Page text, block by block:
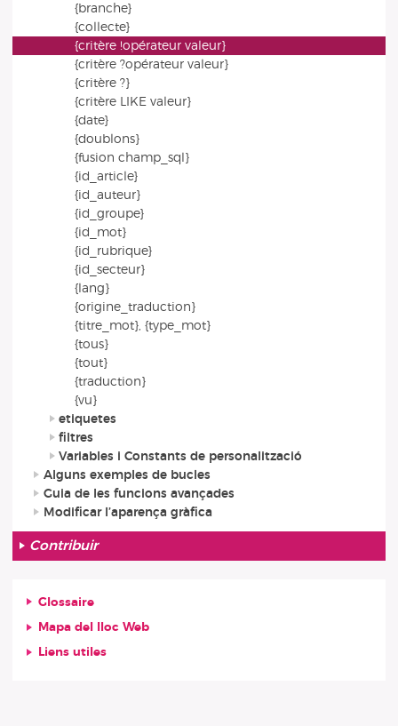
{branche}
{collecte}
{critère !opérateur valeur}
{critère ?opérateur valeur}
{critère ?}
{critère LIKE valeur}
{date}
{doublons}
{fusion champ_sql}
{id_article}
{id_auteur}
{id_groupe}
{id_mot}
{id_rubrique}
{id_secteur}
{lang}
{origine_traduction}
{titre_mot}, {type_mot}
{tous}
{tout}
{traduction}
{vu}
etiquetes
filtres
Variables i Constants de personalització
Alguns exemples de bucles
Guia de les funcions avançades
Modificar l’aparença gràfica
Contribuir
Glossaire
Mapa del lloc Web
Liens utiles